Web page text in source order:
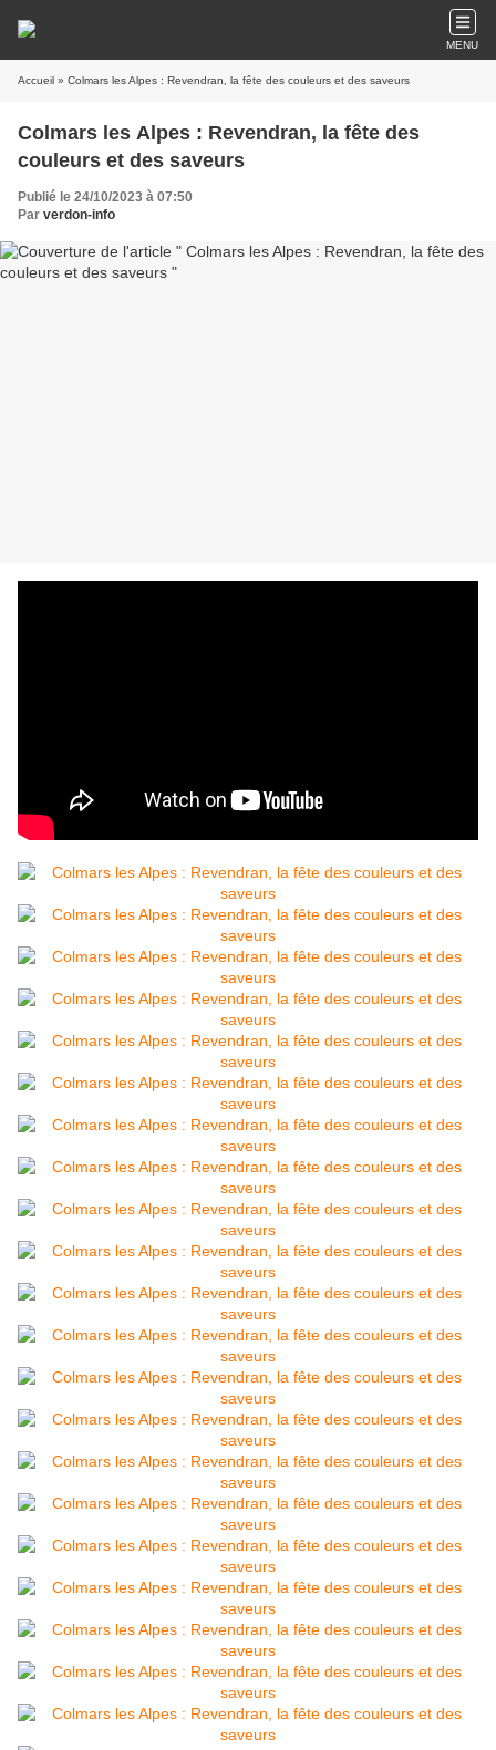
MENU
Accueil » Colmars les Alpes : Revendran, la fête des couleurs et des saveurs
Colmars les Alpes : Revendran, la fête des
couleurs et des saveurs
Publié le 24/10/2023 à 07:50
Par verdon-info